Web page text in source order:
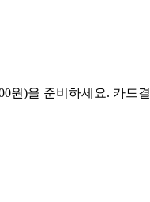
원)을 준비하세요. 카드